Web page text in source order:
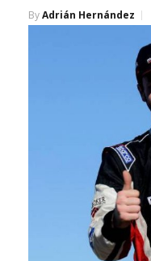
ByAdrián Hernández